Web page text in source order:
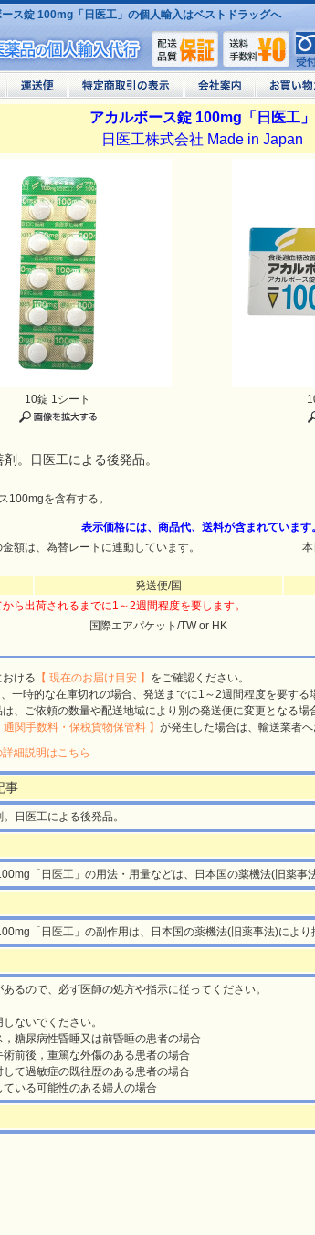
ース錠 100mg「日医工」の個人輸入はベストドラッグへ
アカルボース錠 100mg「日医工」
日医工株式会社 Made in Japan
10錠 1シート
。日医工による後発品。
100mgを含有する。
表示価格には、商品代、送料が含まれています。
額は、為替レートに連動しています。
本
発送便/国
ら出荷されるまでに1～2週間程度を要します。
国際エアパケット/TW or HK
ける 【 現在のお届け目安 】 をご確認ください。
一時的な在庫切れの場合、発送までに1～2週間程度を要する
、ご依頼の数量や配送地域により別の発送便に変更となる場
通関手数料・保税貨物保管料 】 が発生した場合は、輸送業者へ
細説明はこちら
事
日医工による後発品。
「日医工」の用法・用量などは、日本国の薬機法(旧薬事
「日医工」の副作用は、日本国の薬機法(旧薬事法)により
るので、必ず医師の処方や指示に従ってください。
ないでください。
，糖尿病性昏睡又は前昏睡の患者の場合
術前後，重篤な外傷のある患者の場合
して過敏症の既往歴のある患者の場合
ている可能性のある婦人の場合